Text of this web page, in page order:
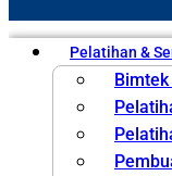
Pelatihan &